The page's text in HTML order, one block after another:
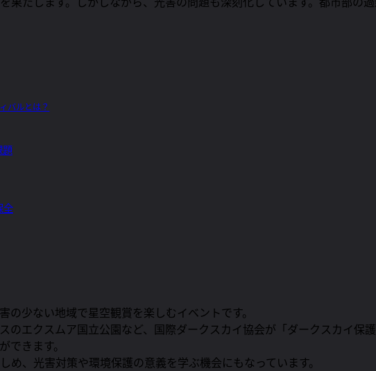
バルとは？
題
全
少ない地域で星空観賞を楽しむイベントです。
のエクスムア国立公園など、国際ダークスカイ協会が「ダークスカイ保
できます。
め、光害対策や環境保護の意義を学ぶ機会にもなっています。